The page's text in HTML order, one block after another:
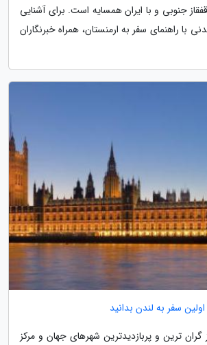
جنوبی و با ایران همسایه است. برای آشنایی
با راهنمای سفر به ارمنستان، همراه خبرنگاران
سفر به لندن بدانید
گران ترین و پربازدیدترین شهرهای جهان و مرکز